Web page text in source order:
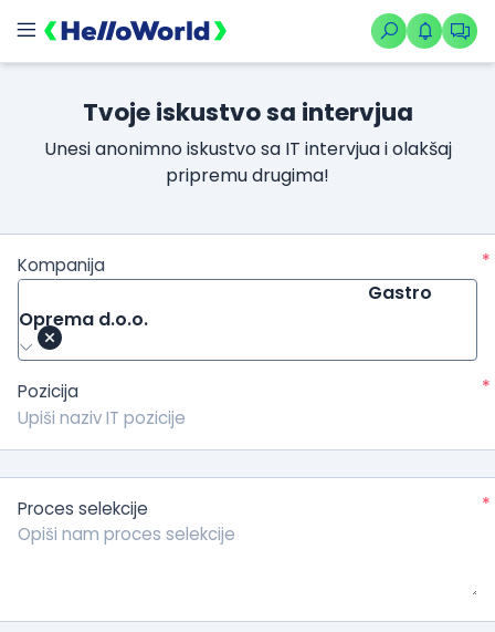
Tvoje iskustvo sa intervjua
Unesi anonimno iskustvo sa IT intervjua i olakšaj
pripremu drugima!
Kompanija
*
Gastro
Oprema d.o.o.
Pozicija *
Proces selekcije *